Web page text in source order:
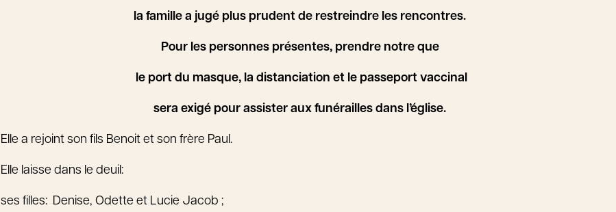
la famille a jugé plus prudent de restreindre les rencontres.
Pour les personnes présentes, prendre notre que
le port du masque, la distanciation et le passeport vaccinal
sera exigé pour assister aux funérailles dans l’église.
Elle a rejoint son fils Benoit et son frère Paul.
Elle laisse dans le deuil:
ses filles: Denise, Odette et Lucie Jacob ;